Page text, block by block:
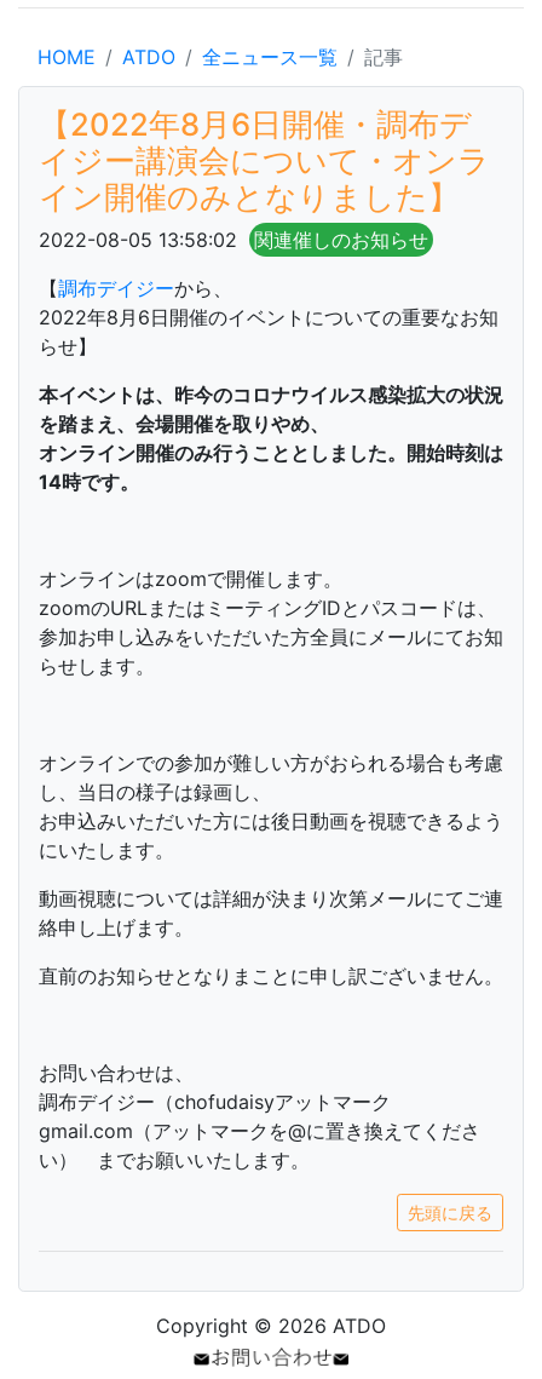
HOME ATDO 全ニュース一覧 記事
【2022年8月6日開催・調布デ
イジー講演会について・オンラ
イン開催のみとなりました】
2022-08-05 13:58:02
関連催しのお知らせ
【調布デイジーから、
2022年8月6日開催のイベントについての重要なお知
らせ】
本イベントは、昨今のコロナウイルス感染拡大の状況
を踏まえ、会場開催を取りやめ、
オンライン開催のみ行うこととしました。開始時刻は
14時です。
オンラインはzoomで開催します。
zoomのURLまたはミーティングIDとパスコードは、
参加お申し込みをいただいた方全員にメールにてお知
らせします。
オンラインでの参加が難しい方がおられる場合も考慮
し、当日の様子は録画し、
お申込みいただいた方には後日動画を視聴できるよう
にいたします。
動画視聴については詳細が決まり次第メールにてご連
絡申し上げます。
直前のお知らせとなりまことに申し訳ございません。
お問い合わせは、
調布デイジー（chofudaisyアットマーク
gmail.com（アットマークを@に置き換えてくださ
い） までお願いいたします。
先頭に戻る
Copyright © 2026 ATDO